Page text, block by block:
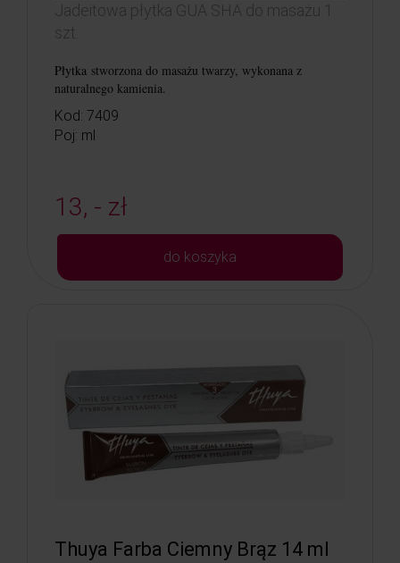
Jadeitowa płytka GUA SHA do masażu 1
szt.
Płytka stworzona do masażu twarzy, wykonana z
naturalnego kamienia.
Kod: 7409
Poj: ml
13, - zł
do koszyka
Thuya Farba Ciemny Brąz 14 ml